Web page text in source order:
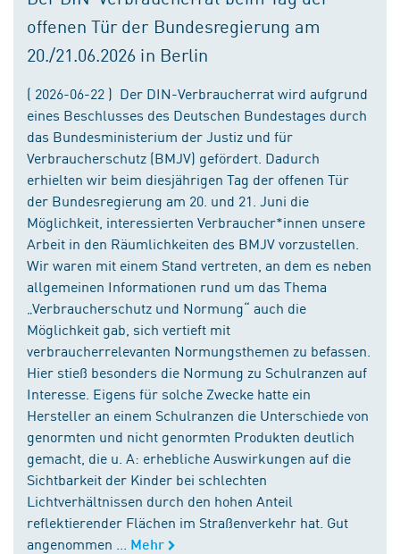
offenen Tür der Bundesregierung am
20./21.06.2026 in Berlin
( 2026-06-22 ) Der DIN-Verbraucherrat wird aufgrund
eines Beschlusses des Deutschen Bundestages durch
das Bundesministerium der Justiz und für
Verbraucherschutz (BMJV) gefördert. Dadurch
erhielten wir beim diesjährigen Tag der offenen Tür
der Bundesregierung am 20. und 21. Juni die
Möglichkeit, interessierten Verbraucher*innen unsere
Arbeit in den Räumlichkeiten des BMJV vorzustellen.
Wir waren mit einem Stand vertreten, an dem es neben
allgemeinen Informationen rund um das Thema
„Verbraucherschutz und Normung“ auch die
Möglichkeit gab, sich vertieft mit
verbraucherrelevanten Normungsthemen zu befassen.
Hier stieß besonders die Normung zu Schulranzen auf
Interesse. Eigens für solche Zwecke hatte ein
Hersteller an einem Schulranzen die Unterschiede von
genormten und nicht genormten Produkten deutlich
gemacht, die u. A: erhebliche Auswirkungen auf die
Sichtbarkeit der Kinder bei schlechten
Lichtverhältnissen durch den hohen Anteil
reflektierender Flächen im Straßenverkehr hat. Gut
angenommen ...
Mehr